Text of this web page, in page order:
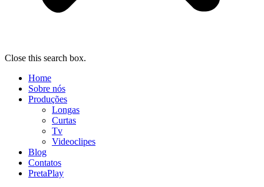
Close this search box.
Home
Sobre nós
Produções
Longas
Curtas
Tv
Videoclipes
Blog
Contatos
PretaPlay